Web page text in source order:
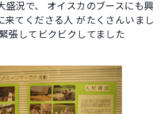
盛況で、 オイスカのブースにも興
来てくださる人 がたくさんいまし
張してビクビクしてました